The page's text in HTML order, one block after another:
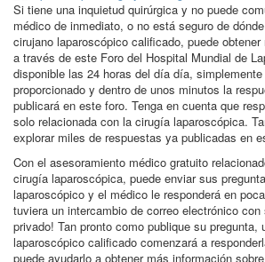
Si tiene una inquietud quirúrgica y no puede
médico de inmediato, o no está seguro de
cirujano laparoscópico calificado, puede
a través de este Foro del Hospital Mundial de
disponible las 24 horas del día día,
proporcionado y dentro de unos minutos la
publicará en este foro. Tenga en cuenta que
solo relacionada con la cirugía laparoscópica.
explorar miles de respuestas ya publicadas en
Con el asesoramiento médico gratuito
cirugía laparoscópica, puede enviar sus
laparoscópico y el médico le responderá en
tuviera un intercambio de correo electrónico
privado! Tan pronto como publique su pregunta,
laparoscópico calificado comenzará a
puede ayudarlo a obtener más información